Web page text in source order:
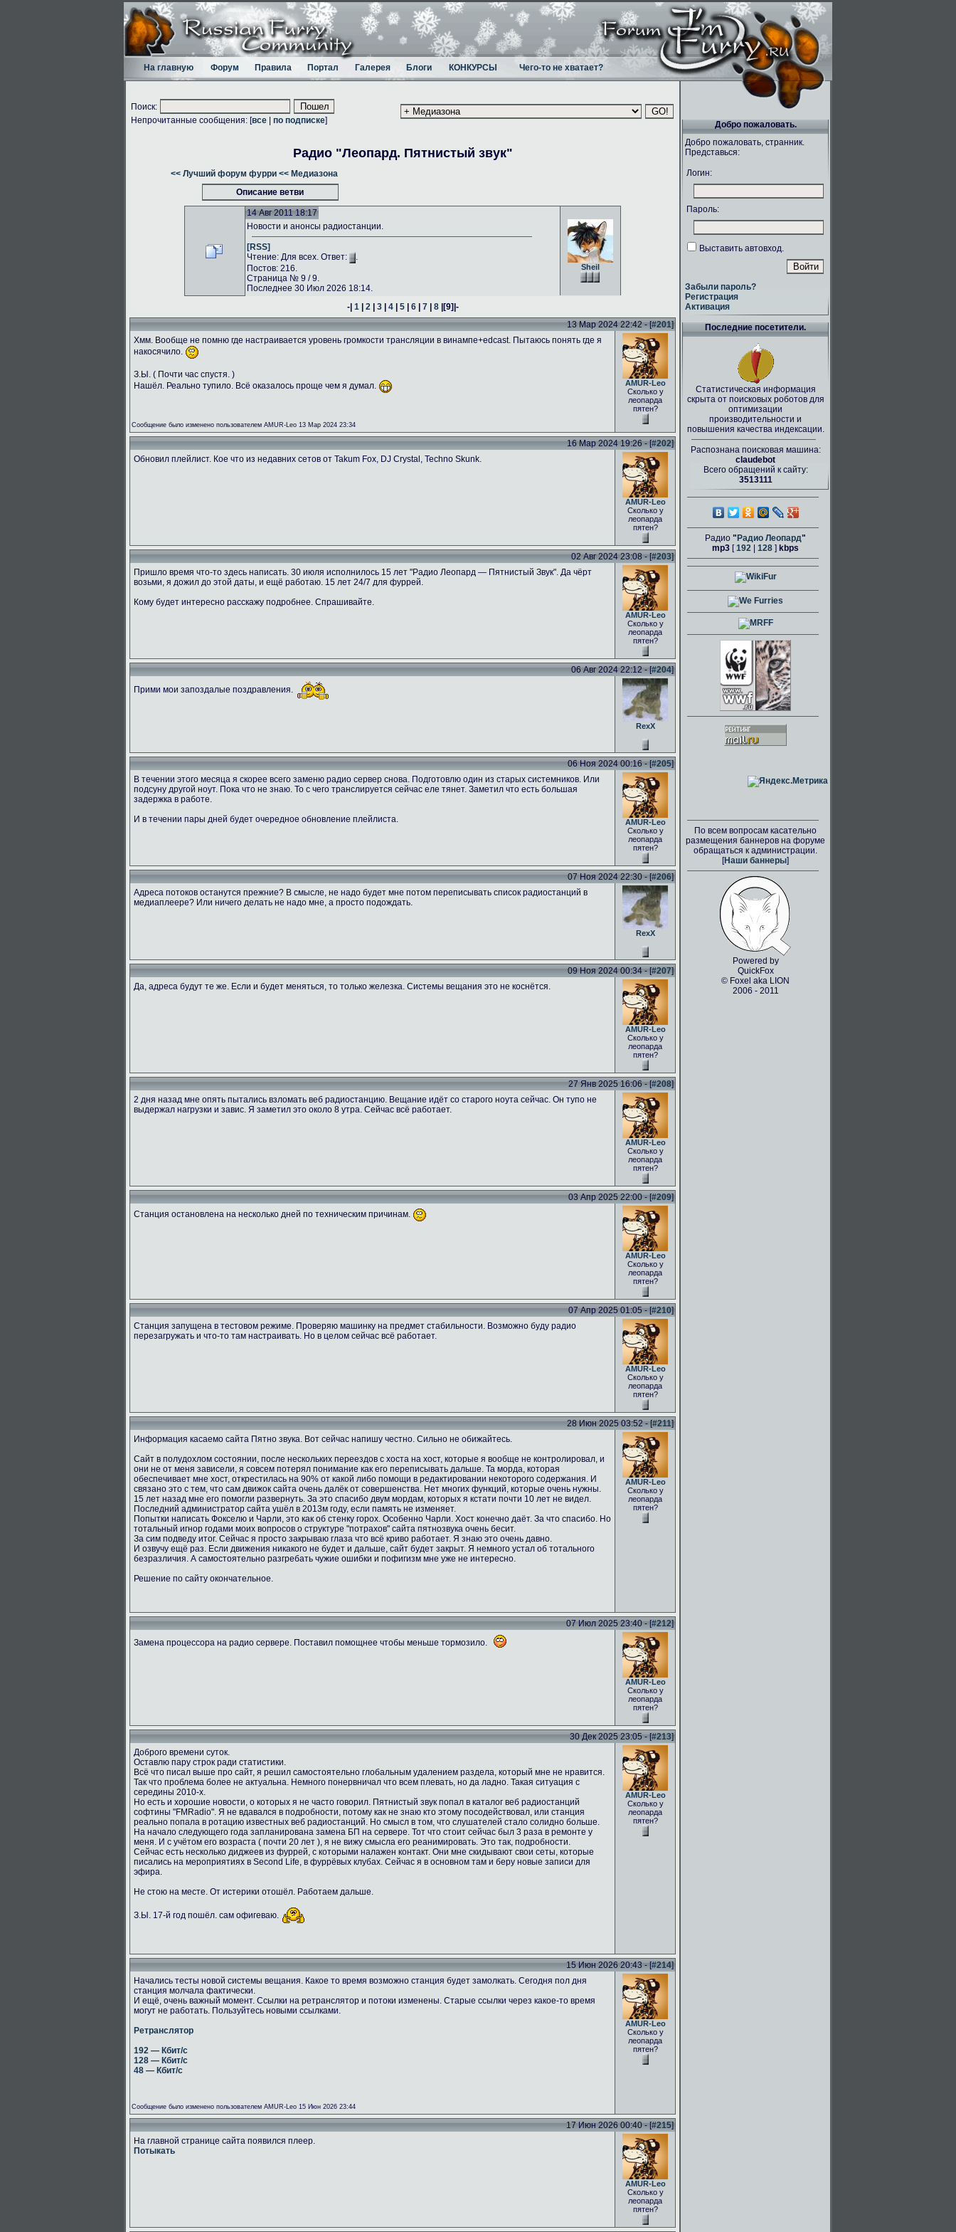
На главную Форум Правила Портал Галерея Блоги КОНКУРСЫ Чего-то не хватает?
Поиск:
Непрочитанные сообщения: [все по подписке]
Радио "Леопард. Пятнистый звук"
<< Лучший форум фурри << Медиазона
Описание ветви
14 Авг 2011 18:17
Sheil
Новости и анонсы радиостанции.
[RSS]
Чтение: Для всех. Ответ:
.
Постов: 216.
Страница № 9 / 9.
Последнее 30 Июл 2026 18:14.
-| 1| 2| 3| 4| 5| 6| 7| 8|[9]|-
13 Мар 2024 22:42 - [#201]
Хмм. Вообще не помню где настраивается уровень громкости трансляции в винампе+edcast. Пытаюсь понять где я
накосячило.
З.Ы. ( Почти час спустя. )
Нашёл. Реально тупило. Всё оказалось проще чем я думал.
Сообщение было изменено пользователем AMUR-Leo 13 Мар 2024 23:34
AMUR-Leo
Сколько у
леопарда
пятен?
16 Мар 2024 19:26 - [#202]
Обновил плейлист. Кое что из недавних сетов от Takum Fox, DJ Crystal, Techno Skunk.
AMUR-Leo
Сколько у
леопарда
пятен?
02 Авг 2024 23:08 - [#203]
Пришло время что-то здесь написать. 30 июля исполнилось 15 лет "Радио Леопард — Пятнистый Звук". Да чёрт
возьми, я дожил до этой даты, и ещё работаю. 15 лет 24/7 для фуррей.
Кому будет интересно расскажу подробнее. Спрашивайте.
AMUR-Leo
Сколько у
леопарда
пятен?
06 Авг 2024 22:12 - [#204]
Прими мои запоздалые поздравления.
RexX
06 Ноя 2024 00:16 - [#205]
В течении этого месяца я скорее всего заменю радио сервер снова. Подготовлю один из старых системников. Или
подсуну другой ноут. Пока что не знаю. То с чего транслируется сейчас еле тянет. Заметил что есть большая
задержка в работе.
И в течении пары дней будет очередное обновление плейлиста.
AMUR-Leo
Сколько у
леопарда
пятен?
07 Ноя 2024 22:30 - [#206]
Адреса потоков останутся прежние? В смысле, не надо будет мне потом переписывать список радиостанций в
медиаплеере? Или ничего делать не надо мне, а просто подождать.
RexX
09 Ноя 2024 00:34 - [#207]
Да, адреса будут те же. Если и будет меняться, то только железка. Системы вещания это не коснётся.
AMUR-Leo
Сколько у
леопарда
пятен?
27 Янв 2025 16:06 - [#208]
2 дня назад мне опять пытались взломать веб радиостанцию. Вещание идёт со старого ноута сейчас. Он тупо не
выдержал нагрузки и завис. Я заметил это около 8 утра. Сейчас всё работает.
AMUR-Leo
Сколько у
леопарда
пятен?
03 Апр 2025 22:00 - [#209]
Станция остановлена на несколько дней по техническим причинам.
AMUR-Leo
Сколько у
леопарда
пятен?
07 Апр 2025 01:05 - [#210]
Станция запущена в тестовом режиме. Проверяю машинку на предмет стабильности. Возможно буду радио
перезагружать и что-то там настраивать. Но в целом сейчас всё работает.
AMUR-Leo
Сколько у
леопарда
пятен?
28 Июн 2025 03:52 - [#211]
Информация касаемо сайта Пятно звука. Вот сейчас напишу честно. Сильно не обижайтесь.
Сайт в полудохлом состоянии, после нескольких переездов с хоста на хост, которые я вообще не контролировал, и
они не от меня зависели, я совсем потерял понимание как его переписывать дальше. Та морда, которая
обеспечивает мне хост, открестилась на 90% от какой либо помощи в редактировании некоторого содержания. И
связано это с тем, что сам движок сайта очень далёк от совершенства. Нет многих функций, которые очень нужны.
15 лет назад мне его помогли развернуть. За это спасибо двум мордам, которых я кстати почти 10 лет не видел.
Последний администратор сайта ушёл в 2013м году, если память не изменяет.
Попытки написать Фокселю и Чарли, это как об стенку горох. Особенно Чарли. Хост конечно даёт. За что спасибо. Но
тотальный игнор годами моих вопросов о структуре "потрахов" сайта пятнозвука очень бесит.
За сим подведу итог. Сейчас я просто закрываю глаза что всё криво работает. Я знаю это очень давно.
И озвучу ещё раз. Если движения никакого не будет и дальше, сайт будет закрыт. Я немного устал об тотального
безразличия. А самостоятельно разгребать чужие ошибки и пофигизм мне уже не интересно.
Решение по сайту окончательное.
AMUR-Leo
Сколько у
леопарда
пятен?
07 Июл 2025 23:40 - [#212]
Замена процессора на радио сервере. Поставил помощнее чтобы меньше тормозило.
AMUR-Leo
Сколько у
леопарда
пятен?
30 Дек 2025 23:05 - [#213]
Доброго времени суток.
Оставлю пару строк ради статистики.
Всё что писал выше про сайт, я решил самостоятельно глобальным удалением раздела, который мне не нравится.
Так что проблема более не актуальна. Немного понервничал что всем плевать, но да ладно. Такая ситуация с
середины 2010-х.
Но есть и хорошие новости, о которых я не часто говорил. Пятнистый звук попал в каталог веб радиостанций
софтины "FMRadio". Я не вдавался в подробности, потому как не знаю кто этому посодействовал, или станция
реально попала в ротацию известных веб радиостанций. Но смысл в том, что слушателей стало солидно больше.
На начало следующего года запланирована замена БП на сервере. Тот что стоит сейчас был 3 раза в ремонте у
меня. И с учётом его возраста ( почти 20 лет ), я не вижу смысла его реанимировать. Это так, подробности.
Сейчас есть несколько диджеев из фуррей, с которыми налажен контакт. Они мне скидывают свои сеты, которые
писались на мероприятиях в Second Life, в фуррёвых клубах. Сейчас я в основном там и беру новые записи для
эфира.
Не стою на месте. От истерики отошёл. Работаем дальше.
З.Ы. 17-й год пошёл. сам офигеваю.
AMUR-Leo
Сколько у
леопарда
пятен?
15 Июн 2026 20:43 - [#214]
Начались тесты новой системы вещания. Какое то время возможно станция будет замолкать. Сегодня пол дня
станция молчала фактически.
И ещё, очень важный момент. Ссылки на ретранслятор и потоки изменены. Старые ссылки через какое-то время
могут не работать. Пользуйтесь новыми ссылками.
Ретранслятор
192 — Кбит/с
128 — Кбит/с
48 — Кбит/с
Сообщение было изменено пользователем AMUR-Leo 15 Июн 2026 23:44
AMUR-Leo
Сколько у
леопарда
пятен?
17 Июн 2026 00:40 - [#215]
На главной странице сайта появился плеер.
Потыкать
AMUR-Leo
Сколько у
леопарда
пятен?
Добро пожаловать.
Добро пожаловать, странник.
Представься:
Логин:
Пароль:
Выставить автовход.
Забыли пароль?
Регистрация
Активация
Последние посетители.
Статистическая информация
скрыта от поисковых роботов для
оптимизации
производительности и
повышения качества индексации.
Распознана поисковая машина:
claudebot
Всего обращений к сайту:
3513111
Радио " Радио Леопард"
mp3 [192 128 ] kbps
По всем вопросам касательно
размещения баннеров на форуме
обращаться к администрации.
[Наши баннеры]
Powered by
QuickFox
© Foxel aka LION
2006 - 2011